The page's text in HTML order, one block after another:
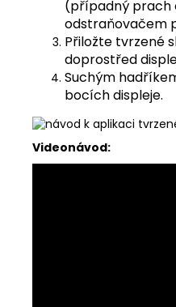
(případný prach
odstraňovačem
Přiložte tvrzené
doprostřed
Suchým
bocích displeje.
Videonávod: